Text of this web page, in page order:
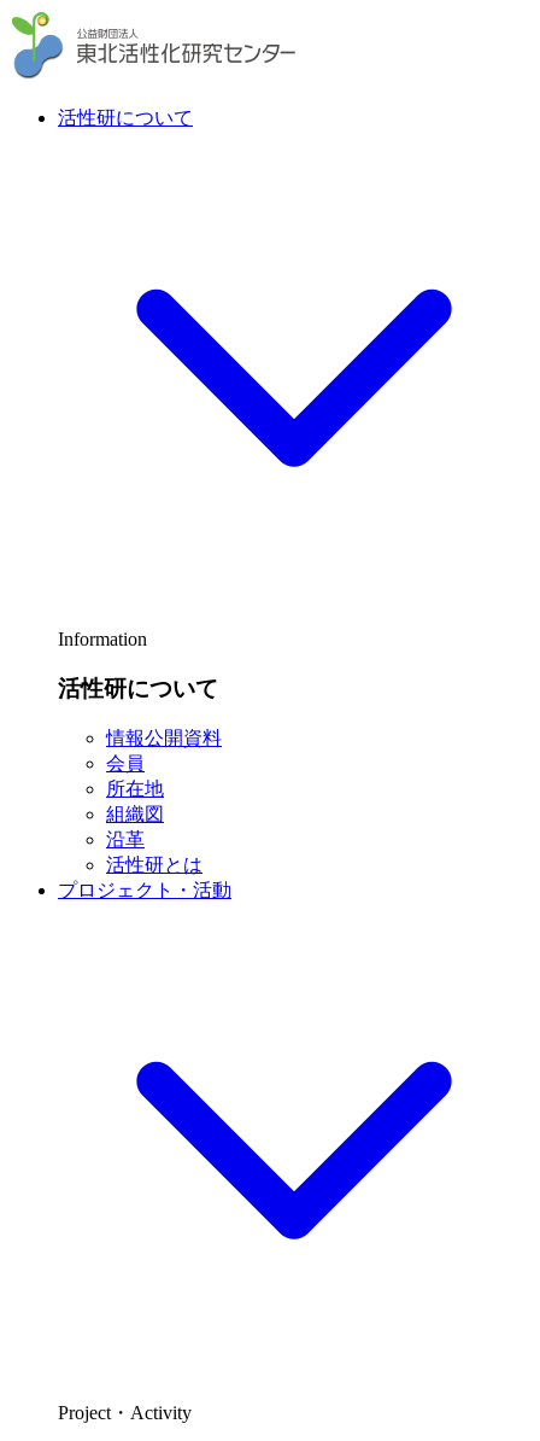
活性研について
Information
活性研について
情報公開資料
会員
所在地
組織図
沿革
活性研とは
プロジェクト・活動
Project・Activity